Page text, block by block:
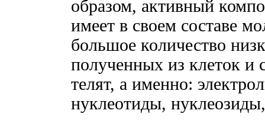
образом, активный
имеет в своем составе
большое количество
полученных из клеток и
телят, а именно:
нуклеотиды,